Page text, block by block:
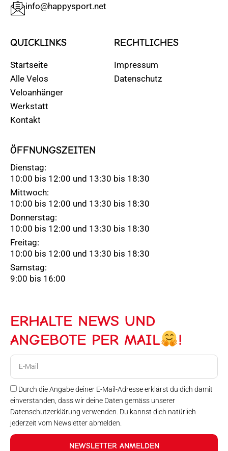
info@happysport.net
QUICKLINKS
Startseite
Alle Velos
Veloanhänger
Werkstatt
Kontakt
RECHTLICHES
Impressum
Datenschutz
ÖFFNUNGSZEITEN
Dienstag:
10:00 bis 12:00 und 13:30 bis 18:30
Mittwoch:
10:00 bis 12:00 und 13:30 bis 18:30
Donnerstag:
10:00 bis 12:00 und 13:30 bis 18:30
Freitag:
10:00 bis 12:00 und 13:30 bis 18:30
Samstag:
9:00 bis 16:00
ERHALTE NEWS UND
ANGEBOTE PER MAIL
!
Durch die Angabe deiner E-Mail-Adresse erklärst du dich damit
einverstanden, dass wir deine Daten gemäss unserer
Datenschutzerklärung verwenden. Du kannst dich natürlich
jederzeit vom Newsletter abmelden.
NEWSLETTER ANMELDEN